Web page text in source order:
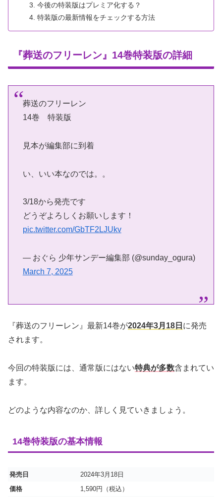
今後の特装版はプレミア化する？
特装版の最新情報をチェックする方法
『葬送のフリーレン』14巻特装版の詳細
葬送のフリーレン
14巻 特装版
見本が編集部に到着
い、いい本なのでは。。
3/18から発売です
どうぞよろしくお願いします！
pic.twitter.com/GbTF2LJUkv
— おぐら 少年サンデー編集部 (@sunday_ogura)
March 7, 2025
『葬送のフリーレン』最新14巻が2024年3月18日 に発売
されます。
今回の特装版には、通常版にはない特典が多数含まれてい
ます。
どのような内容なのか、詳しく見ていきましょう。
14巻特装版の基本情報
発売日
2024年3月18日
価格
1,590円（税込）